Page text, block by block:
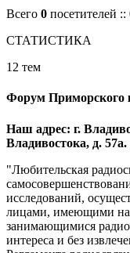
Всего 0 посетителей
СТАТИСТИКА
12 тем
Форум Приморского
Наш адрес: г.
Владивостока, д. 57а.
"Любительская
исследований,
лицами, имеющими на
занимающимися
интереса и без